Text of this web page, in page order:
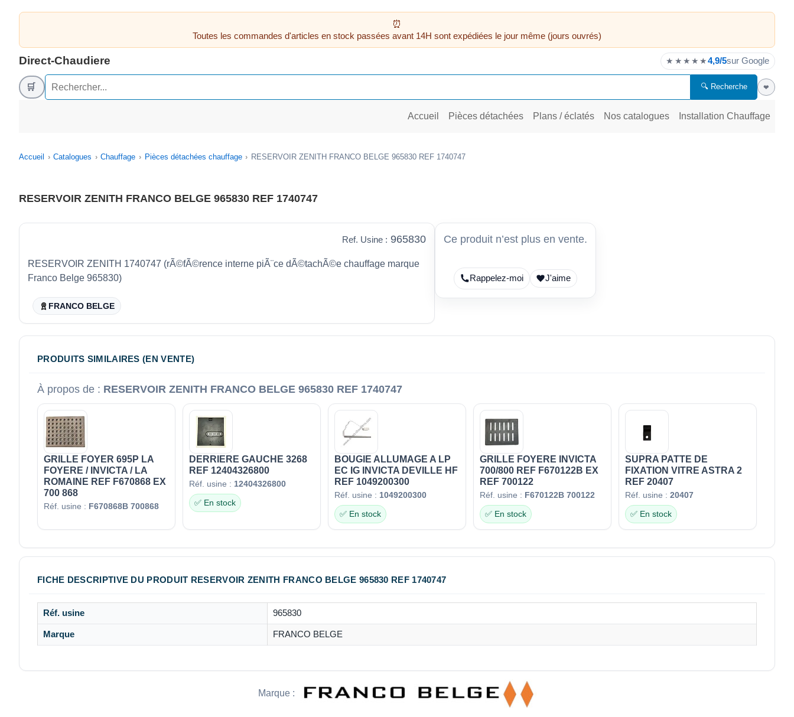
Toutes les commandes d'articles en stock passées avant 14H sont expédiées le jour même (jours ouvrés)
Direct-Chaudiere ★★★★★4,9/5sur Google
🛒 🔍 Recherche ❤
Accueil Pièces détachées Plans / éclatés Nos catalogues Installation Chauffage
Accueil Catalogues Chauffage Pièces détachées chauffage RESERVOIR ZENITH FRANCO BELGE 965830 REF 1740747
RESERVOIR ZENITH FRANCO BELGE 965830 REF 1740747
Ref. Usine : 965830
RESERVOIR ZENITH 1740747 (rÃ©fÃ©rence interne piÃ¨ce dÃ©tachÃ©e chauffage marque
Franco Belge 965830)
FRANCO BELGE
Ce produit n’est plus en vente.
Rappelez-moi J'aime
PRODUITS SIMILAIRES (EN VENTE)
À propos de : RESERVOIR ZENITH FRANCO BELGE 965830 REF 1740747
GRILLE FOYER 695P LA
FOYERE / INVICTA / LA
ROMAINE REF F670868 EX
700 868
Réf. usine : F670868B 700868
DERRIERE GAUCHE 3268
REF 12404326800
Réf. usine : 12404326800
✅ En stock
BOUGIE ALLUMAGE A LP
EC IG INVICTA DEVILLE HF
REF 1049200300
Réf. usine : 1049200300
✅ En stock
GRILLE FOYERE INVICTA
700/800 REF F670122B EX
REF 700122
Réf. usine : F670122B 700122
✅ En stock
SUPRA PATTE DE
FIXATION VITRE ASTRA 2
REF 20407
Réf. usine : 20407
✅ En stock
FICHE DESCRIPTIVE DU PRODUIT RESERVOIR ZENITH FRANCO BELGE 965830 REF 1740747
Réf. usine 965830
Marque FRANCO BELGE
Marque :